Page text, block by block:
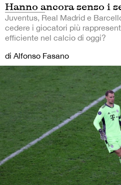
Hanno ancora senso i
Juventus, Real Madrid e
cedere i giocatori più
efficiente nel calcio di oggi?
di Alfonso Fasano